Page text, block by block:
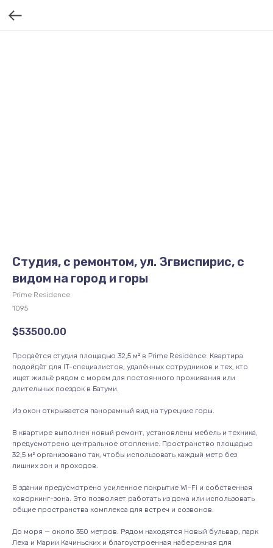
Студия, с ремонтом, ул. Згвиспирис, с
видом на город и горы
Prime Residence
1095
$53500.00
Продаётся студия площадью 32,5 м² в Prime Residence. Квартира
подойдёт для IT-специалистов, удалённых сотрудников и тех, кто
ищет жильё рядом с морем для постоянного проживания или
длительных поездок в Батуми.
Из окон открывается панорамный вид на турецкие горы.
В квартире выполнен новый ремонт, установлены мебель и техника,
предусмотрено центральное отопление. Пространство площадью
32,5 м² организовано так, чтобы использовать каждый метр без
лишних зон и проходов.
В здании предусмотрено усиленное покрытие Wi-Fi и собственная
коворкинг-зона. Это позволяет работать из дома или использовать
общие пространства комплекса для встреч и созвонов.
До моря — около 350 метров. Рядом находятся Новый бульвар, парк
Леха и Марии Качиньских и благоустроенная набережная для